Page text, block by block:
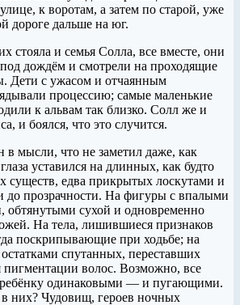
к воротам, а затем по старой, уже
дороге дальше на юг.
стояла и семья Солла, все вместе, они
дождём и смотрели на проходящие
Дети с ужасом и отчаянным
процессию; самые маленькие
к альвам так близко. Солл же и
и боялся, что это случится.
мысли, что не заметил даже, как
уставился на длинных, как будто
существ, едва прикрытых лоскутами и
до прозрачности. На фигуры с впалыми
обтянутыми сухой и одновременно
На тела, лишившиеся признаков
поскрипывающие при ходьбе; на
спутанных, переставших
волос. Возможно, все
ребёнку одинаковыми — и пугающими.
них? Чудовищ, героев ночных